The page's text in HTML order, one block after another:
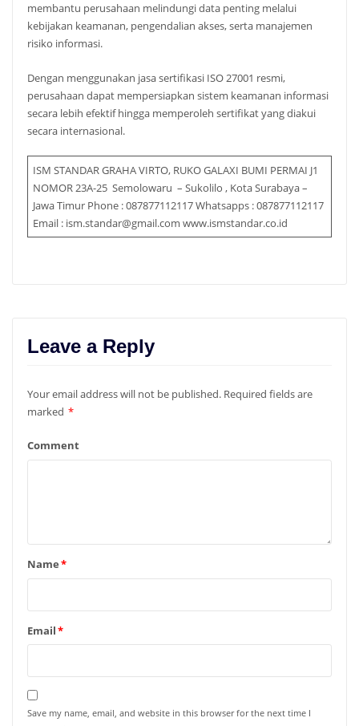
membantu perusahaan melindungi data penting melalui
kebijakan keamanan, pengendalian akses, serta manajemen
risiko informasi.
Dengan menggunakan jasa sertifikasi ISO 27001 resmi,
perusahaan dapat mempersiapkan sistem keamanan informasi
secara lebih efektif hingga memperoleh sertifikat yang diakui
secara internasional.
ISM STANDAR GRAHA VIRTO, RUKO GALAXI BUMI PERMAI J1
NOMOR 23A-25 Semolowaru – Sukolilo , Kota Surabaya –
Jawa Timur Phone : 087877112117 Whatsapps : 087877112117
Email : ism.standar@gmail.com www.ismstandar.co.id
Leave a Reply
Your email address will not be published. Required fields are
marked *
Comment
Name*
Email*
Save my name, email, and website in this browser for the next time I